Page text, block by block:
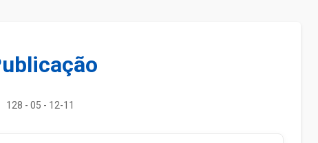
128 - 05 - 12-11